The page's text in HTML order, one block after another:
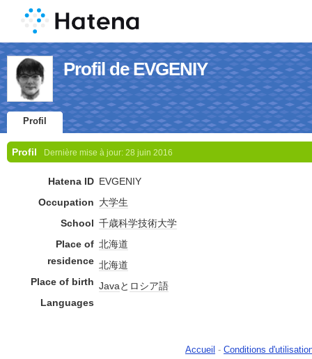
Profil de EVGENIY
Profil
Profil Dernière mise à jour: 28 juin 2016
Hatena ID EVGENIY
Occupation 大学生
School 千歳科学技術大学
Place of
residence
北海道
Place of birth
北海道
Languages
Javaと ロシア語
Accueil - Conditions